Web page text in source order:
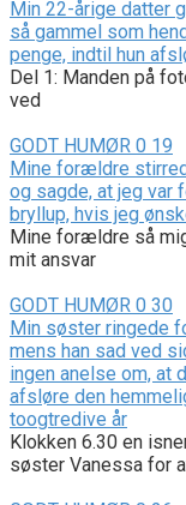
Min 22-årige datter
så gammel som
penge, indtil hun
Del 1: Manden på
ved
GODT HUMØR 0 19
Mine forældre
og sagde, at jeg
bryllup, hvis jeg
Mine forældre så
mit ansvar
GODT HUMØR 0 30
Min søster ringede
mens han sad ved
ingen anelse om, at
afsløre den
toogtredive år
Klokken 6.30 en
søster Vanessa for